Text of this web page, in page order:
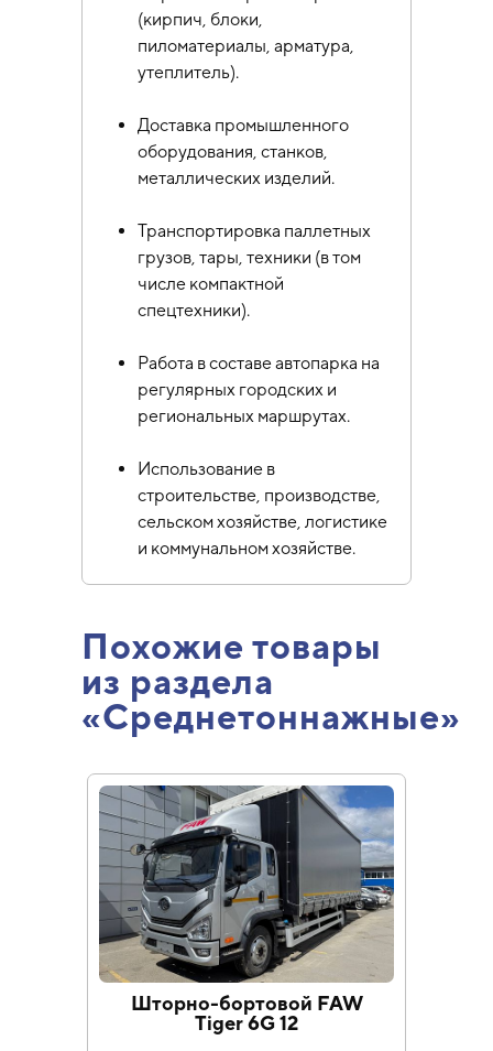
(кирпич, блоки,
пиломатериалы, арматура,
утеплитель).
Доставка промышленного
оборудования, станков,
металлических изделий.
Транспортировка паллетных
грузов, тары, техники (в том
числе компактной
спецтехники).
Работа в составе автопарка на
регулярных городских и
региональных маршрутах.
Использование в
строительстве, производстве,
сельском хозяйстве, логистике
и коммунальном хозяйстве.
Похожие товары
из раздела
«Среднетоннажные»
Шторно-бортовой FAW
Tiger 6G 12